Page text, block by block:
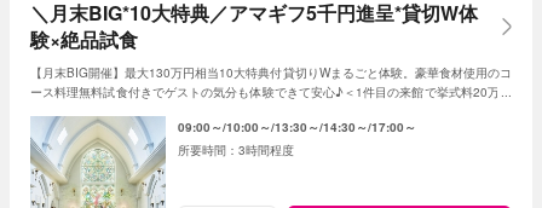
＼月末BIG*10大特典／アマギフ5千円進呈*貸切W体
験×絶品試食
【月末BIG開催】最大130万円相当10大特典付貸切りWまるごと体験。豪華食材使用のコ
ース料理無料試食付きでゲストの気分も体験できて安心♪＜1件目の来館で挙式料20万円
09:00～ 10:00～ 13:30～ 14:30～ 17:00～
3時間程度